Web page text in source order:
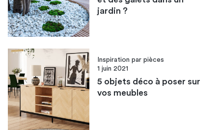
jardin ?
Inspiration par pièces
1 juin 2021
5 objets déco à poser sur
vos meubles